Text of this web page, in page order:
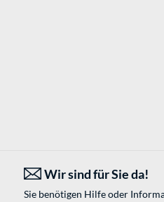
Wir sind für Sie da!
Sie benötigen Hilfe oder